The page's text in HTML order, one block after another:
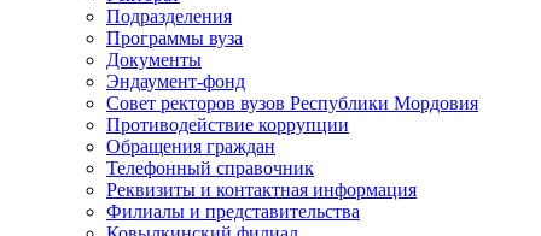
Подразделения
Программы вуза
Документы
Эндаумент-фонд
Совет ректоров вузов Республики Мордовия
Противодействие коррупции
Обращения граждан
Телефонный справочник
Реквизиты и контактная информация
Филиалы и представительства